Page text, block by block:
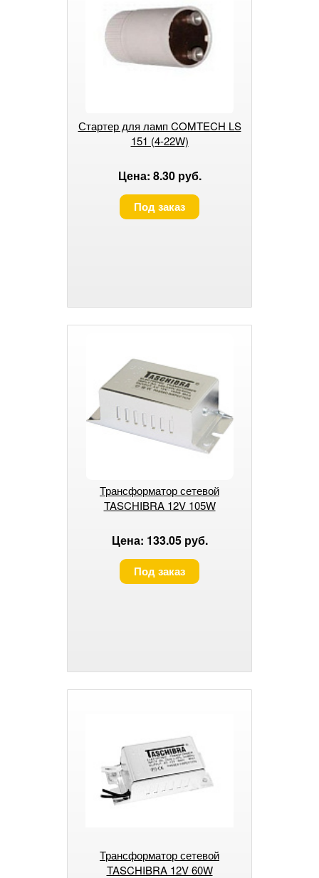
Стартер для ламп COMTECH LS
151 (4-22W)
Цена: 8.30 руб.
Под заказ
Трансформатор сетевой
TASCHIBRA 12V 105W
Цена: 133.05 руб.
Под заказ
Трансформатор сетевой
TASCHIBRA 12V 60W